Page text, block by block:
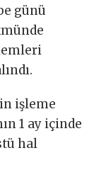
günü
işleme
1 ay içinde
hal